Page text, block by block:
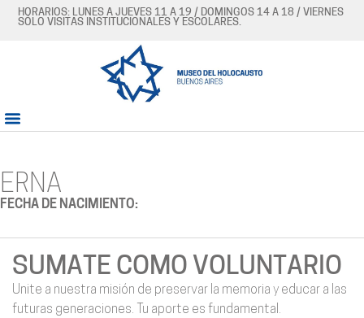
HORARIOS: LUNES A JUEVES 11 A 19 / DOMINGOS 14 A 18 / VIERNES
SÓLO VISITAS INSTITUCIONALES Y ESCOLARES.
ERNA
FECHA DE NACIMIENTO:
SUMATE COMO VOLUNTARIO
Unite a nuestra misión de preservar la memoria y educar a las
futuras generaciones. Tu aporte es fundamental.